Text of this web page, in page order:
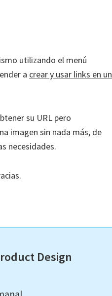
utilizando el menú
a crear y usar links en un
su URL pero
imagen sin nada más, de
necesidades.
Design